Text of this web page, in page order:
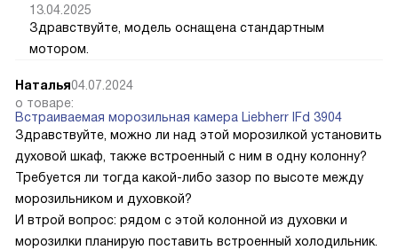
13.04.2025
Здравствуйте, модель оснащена стандартным
мотором.
Наталья04.07.2024
о товаре:
Встраиваемая морозильная камера Liebherr IFd 3904
Здравствуйте, можно ли над этой морозилкой установить
духовой шкаф, также встроенный с ним в одну колонну?
Требуется ли тогда какой-либо зазор по высоте между
морозильником и духовкой?
И втрой вопрос: рядом с этой колонной из духовки и
морозилки планирую поставить встроенный холодильник.